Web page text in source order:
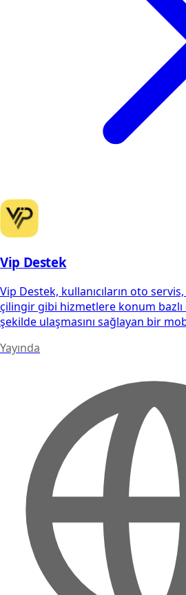
Vip Destek
Vip Destek, kullanıcıların oto
çilingir gibi hizmetlere konum bazlı
şekilde ulaşmasını sağlayan bir
Yayında